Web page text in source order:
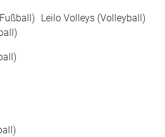
Leilo Volleys (Volleyball)